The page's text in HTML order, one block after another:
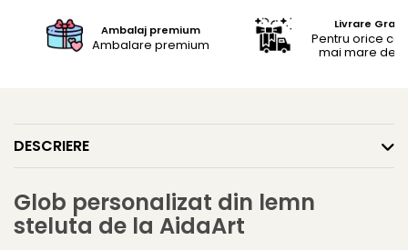
Personalizate
Tocatoare Personalizate
Ustensile de bucatarie
Accesorii pentru Bauturi
Termosuri Personalizate
Desfacatoare si Tirbusoane
Shaker, Plosca
Ambalaj premium
Ambalare premium
Livrare
Pentru orice
mai mare de
DESCRIERE
Glob personalizat din lemn
steluta de la AidaArt